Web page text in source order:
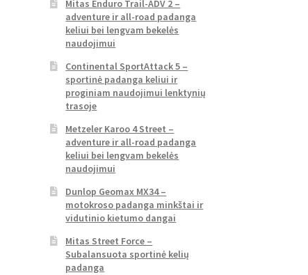
Mitas Enduro Trail-ADV 2 –
adventure ir all-road padanga
keliui bei lengvam bekelės
naudojimui
Continental SportAttack 5 –
sportinė padanga keliui ir
proginiam naudojimui lenktynių
trasoje
Metzeler Karoo 4 Street –
adventure ir all-road padanga
keliui bei lengvam bekelės
naudojimui
Dunlop Geomax MX34 –
motokroso padanga minkštai ir
vidutinio kietumo dangai
Mitas Street Force –
Subalansuota sportinė kelių
padanga